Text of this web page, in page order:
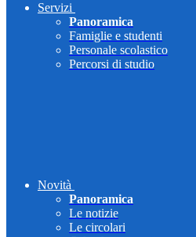
Servizi
Panoramica
Famiglie e studenti
Personale scolastico
Percorsi di studio
Novità
Panoramica
Le notizie
Le circolari